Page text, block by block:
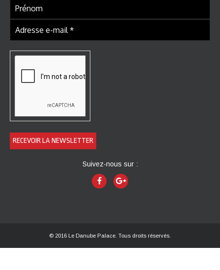
Suivez-nous sur :
© 2016 Le Danube Palace. Tous droits réservés.